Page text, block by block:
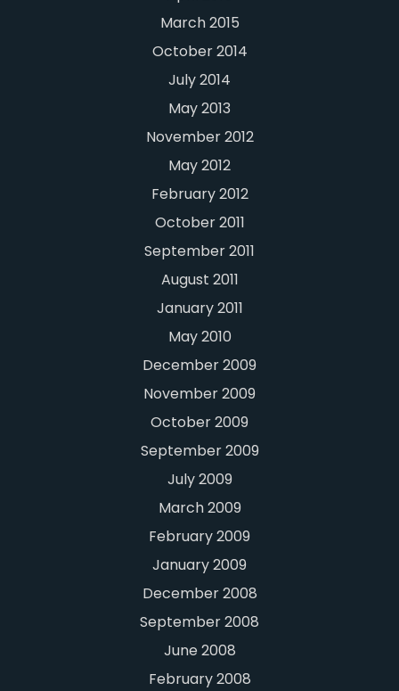
March 2015
October 2014
July 2014
May 2013
November 2012
May 2012
February 2012
October 2011
September 2011
August 2011
January 2011
May 2010
December 2009
November 2009
October 2009
September 2009
July 2009
March 2009
February 2009
January 2009
December 2008
September 2008
June 2008
February 2008